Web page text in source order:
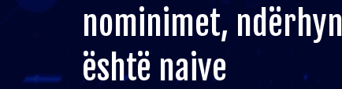
nominimet,
është naive